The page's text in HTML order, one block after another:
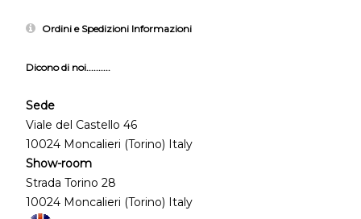
Ordini e Spedizioni Informazioni
Dicono di noi..........
Sede
Viale del Castello 46
10024 Moncalieri (Torino) Italy
Show-room
Strada Torino 28
10024 Moncalieri (Torino) Italy